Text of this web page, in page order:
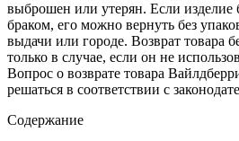
выброшен или утерян. Если изделие
браком, его можно вернуть без
выдачи или городе. Возврат товара
только в случае, если он не
Вопрос о возврате товара
решаться в соответствии с
Содержание